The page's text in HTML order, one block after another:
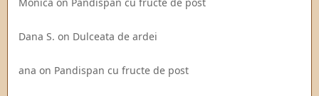
Dana S. on Dulceata de ardei
ana on Pandispan cu fructe de post